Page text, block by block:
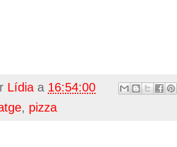
Lídia a 16:54:00
, pizza